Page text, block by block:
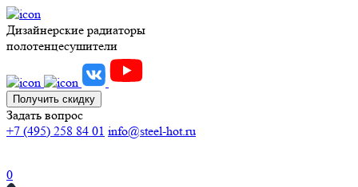
Дизайнерские радиаторы
полотенцесушители
Получить скидку
Задать вопрос
+7 (495) 258 84 01 info@steel-hot.ru
0